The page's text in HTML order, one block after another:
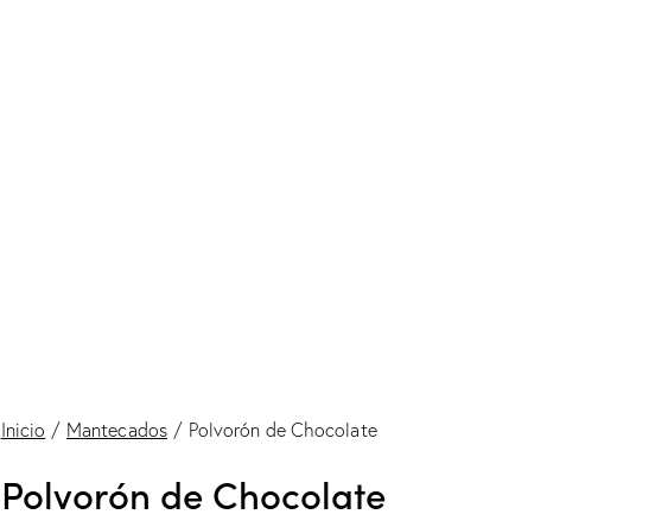
Inicio Mantecados Polvorón de Chocolate
Polvorón de Chocolate